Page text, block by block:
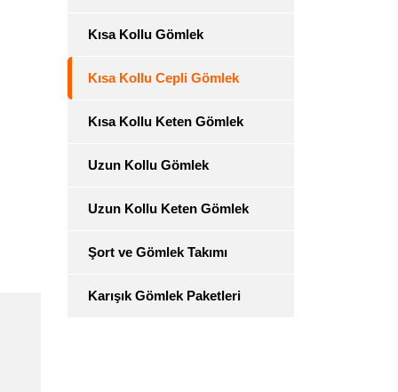
Kısa Kollu Gömlek
Kısa Kollu Cepli Gömlek
Kısa Kollu Keten Gömlek
Uzun Kollu Gömlek
Uzun Kollu Keten Gömlek
Şort ve Gömlek Takımı
Karışık Gömlek Paketleri